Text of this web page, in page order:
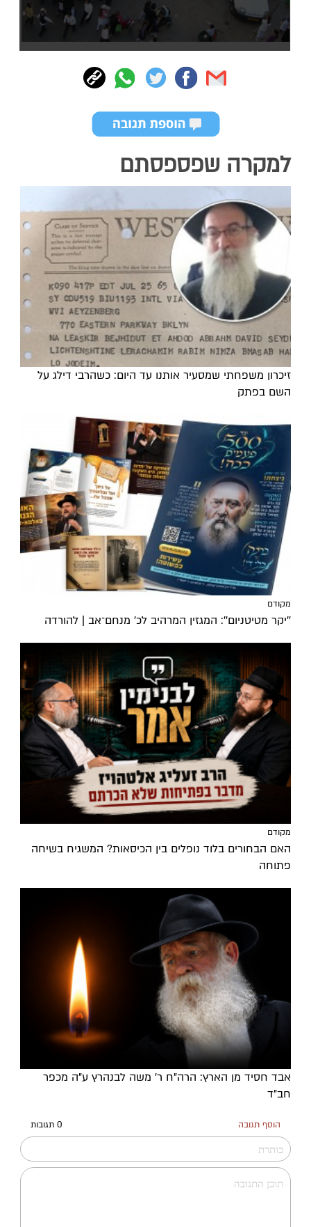
למקרה שפספסתם
זיכרון משפחתי שמסעיר אותנו עד היום: כשהרבי דילג על
השם בפתק
מקודם
''יקר מטיטניום'': המגזין המרהיב לכ’ מנחם־אב | להורדה
מקודם
האם הבחורים בלוד נופלים בין הכיסאות? המשגיח בשיחה
פתוחה
אבד חסיד מן הארץ: הרה"ח ר' משה לבנהרץ ע"ה מכפר
חב"ד
הוסף תגובה 0 תגובות